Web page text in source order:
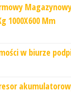
1000X600 Mm
w biurze